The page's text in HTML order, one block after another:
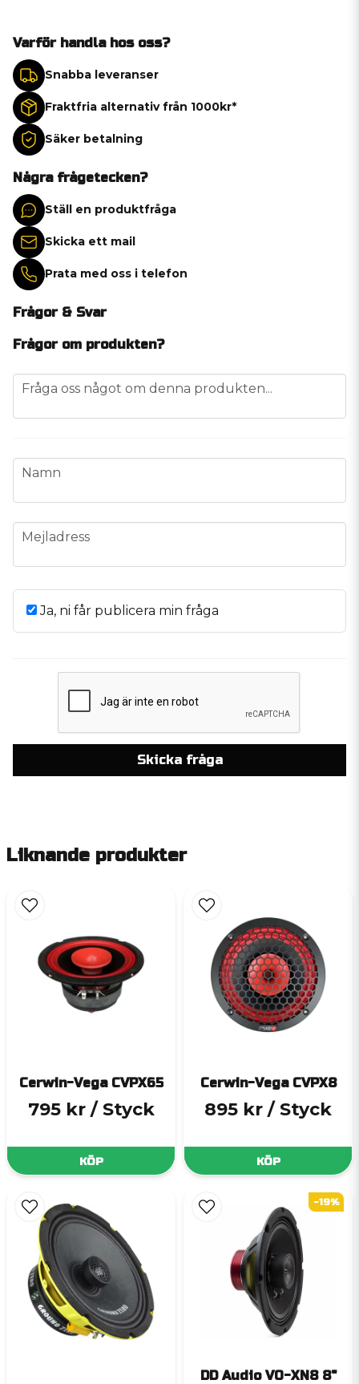
Varför handla hos oss?
Snabba leveranser
Fraktfria alternativ från 1000kr*
Säker betalning
Några frågetecken?
Ställ en produktfråga
Skicka ett mail
Prata med oss i telefon
Frågor & Svar
Frågor om produkten?
question
Fråga oss något om denna produkten...
name
Namn
email
Mejladress
Ja, ni får publicera min fråga
Skicka fråga
Liknande produkter
Cerwin-Vega CVPX65
795 kr / Styck
KÖP
Cerwin-Vega CVPX8
895 kr / Styck
KÖP
DD Audio VO-XN8 8"
-19%